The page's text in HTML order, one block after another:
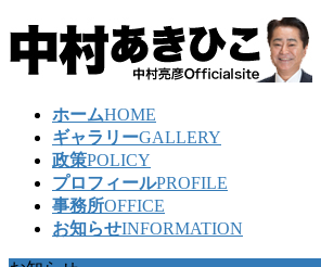
ン
ビ
ホームHOME
ギャラリーGALLERY
政策POLICY
プロフィールPROFILE
事務所OFFICE
お知らせINFORMATION